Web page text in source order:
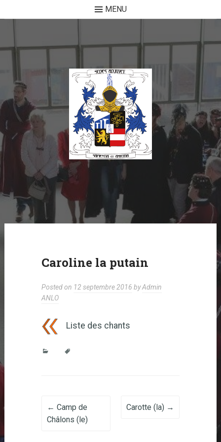
MENU
Caroline la putain
Posted on 12 septembre 2016 byAdmin
ANLO
Liste des chants
Post navigation
← Camp de
Châlons (le)
Carotte (la) →